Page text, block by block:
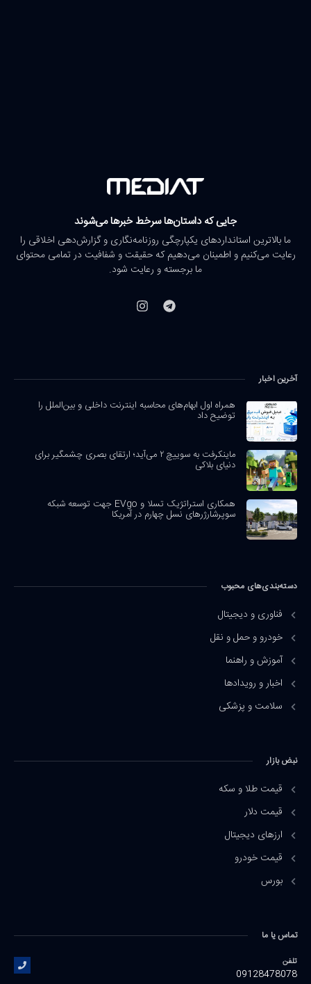
جایی که داستان‌ها سرخط خبرها می‌شوند
ما بالاترین استانداردهای یکپارچگی روزنامه‌نگاری و گزارش‌دهی اخلاقی را
رعایت می‌کنیم و اطمینان می‌دهیم که حقیقت و شفافیت در تمامی محتوای
ما برجسته و رعایت شود.
آخرین اخبار
همراه اول ابهام‌های محاسبه اینترنت داخلی و بین‌الملل را
توضیح داد
ماینکرفت به سوییچ ۲ می‌آید؛ ارتقای بصری چشمگیر برای
دنیای بلاکی
همکاری استراتژیک تسلا و EVgo جهت توسعه شبکه
سوپرشارژرهای نسل چهارم در آمریکا
دسته‌بندی‌های محبوب
فناوری و دیجیتال
خودرو و حمل و نقل
آموزش و راهنما
اخبار و رویدادها
سلامت و پزشکی
نبض بازار
قیمت طلا و سکه
قیمت دلار
ارزهای دیجیتال
قیمت خودرو
بورس
تماس یا ما
تلفن
09128478078